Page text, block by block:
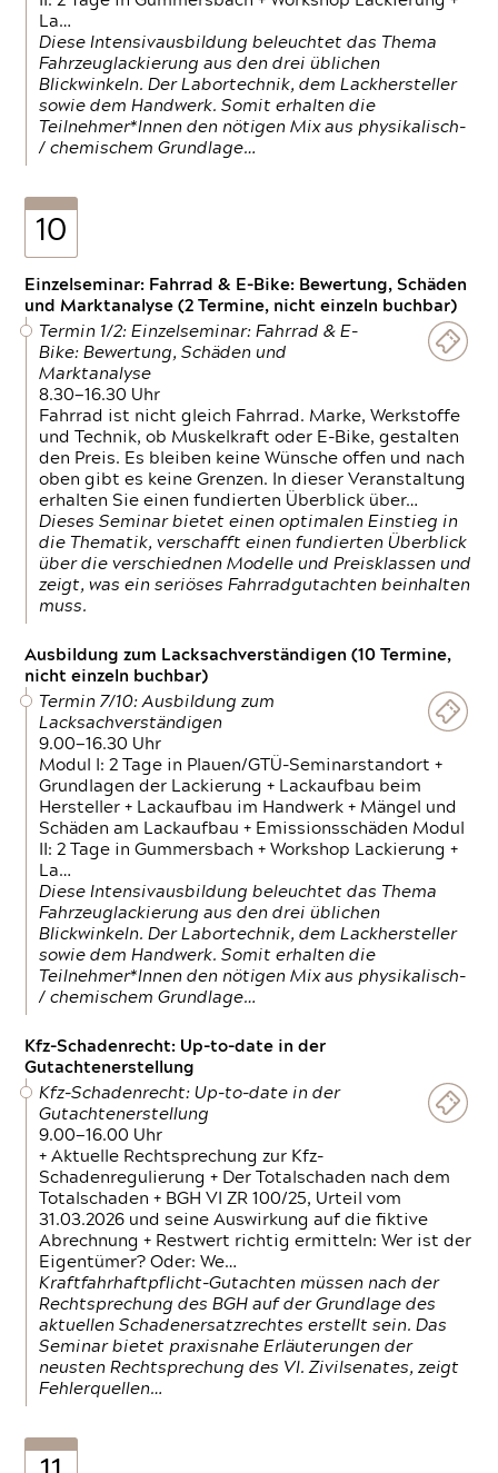
La…
Diese Intensivausbildung beleuchtet das Thema
Fahrzeuglackierung aus den drei üblichen
Blickwinkeln. Der Labortechnik, dem Lackhersteller
sowie dem Handwerk. Somit erhalten die
Teilnehmer*Innen den nötigen Mix aus physikalisch-
/ chemischem Grundlage…
10
Einzelseminar: Fahrrad & E-Bike: Bewertung, Schäden
und Marktanalyse (2 Termine, nicht einzeln buchbar)
Termin 1/2: Einzelseminar: Fahrrad & E-
Bike: Bewertung, Schäden und
Marktanalyse
8.30—16.30 Uhr
Fahrrad ist nicht gleich Fahrrad. Marke, Werkstoffe
und Technik, ob Muskelkraft oder E-Bike, gestalten
den Preis. Es bleiben keine Wünsche offen und nach
oben gibt es keine Grenzen. In dieser Veranstaltung
erhalten Sie einen fundierten Überblick über…
Dieses Seminar bietet einen optimalen Einstieg in
die Thematik, verschafft einen fundierten Überblick
über die verschiednen Modelle und Preisklassen und
zeigt, was ein seriöses Fahrradgutachten beinhalten
muss.
Ausbildung zum Lacksachverständigen (10 Termine,
nicht einzeln buchbar)
Termin 7/10: Ausbildung zum
Lacksachverständigen
9.00—16.30 Uhr
Modul I: 2 Tage in Plauen/GTÜ-Seminarstandort +
Grundlagen der Lackierung + Lackaufbau beim
Hersteller + Lackaufbau im Handwerk + Mängel und
Schäden am Lackaufbau + Emissionsschäden Modul
II: 2 Tage in Gummersbach + Workshop Lackierung +
La…
Diese Intensivausbildung beleuchtet das Thema
Fahrzeuglackierung aus den drei üblichen
Blickwinkeln. Der Labortechnik, dem Lackhersteller
sowie dem Handwerk. Somit erhalten die
Teilnehmer*Innen den nötigen Mix aus physikalisch-
/ chemischem Grundlage…
Kfz-Schadenrecht: Up-to-date in der
Gutachtenerstellung
Kfz-Schadenrecht: Up-to-date in der
Gutachtenerstellung
9.00—16.00 Uhr
+ Aktuelle Rechtsprechung zur Kfz-
Schadenregulierung + Der Totalschaden nach dem
Totalschaden + BGH VI ZR 100/25, Urteil vom
31.03.2026 und seine Auswirkung auf die fiktive
Abrechnung + Restwert richtig ermitteln: Wer ist der
Eigentümer? Oder: We…
Kraftfahrhaftpflicht-Gutachten müssen nach der
Rechtsprechung des BGH auf der Grundlage des
aktuellen Schadenersatzrechtes erstellt sein. Das
Seminar bietet praxisnahe Erläuterungen der
neusten Rechtsprechung des VI. Zivilsenates, zeigt
Fehlerquellen…